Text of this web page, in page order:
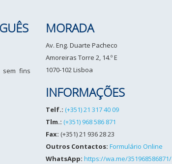
sem fins
MORADA
Av. Eng. Duarte Pacheco
Amoreiras Torre 2, 14.º E
1070-102 Lisboa
INFORMAÇÕES
Telf.: (+351) 21 317 40 09
Tlm.: (+351) 968 586 871
Fax: (+351) 21 936 28 23
Outros Contactos: Formulário Online
WhatsApp: https://wa.me/351968586871/